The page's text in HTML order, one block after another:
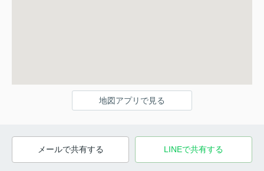
地図アプリで見る
メールで共有する LINEで共有する